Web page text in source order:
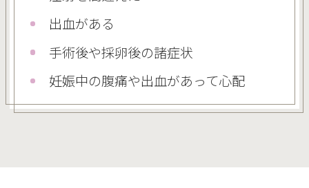
出血がある
手術後や採卵後の諸症状
妊娠中の腹痛や出血があって心配